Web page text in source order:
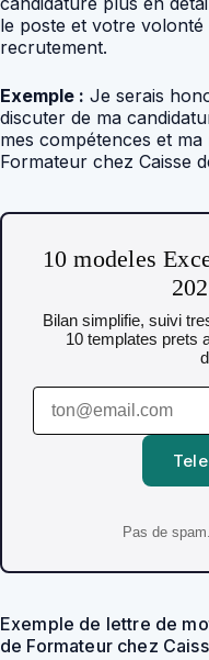
le poste et votre
recrutement.
Exemple : Je serais
discuter de ma
mes compétences et
Formateur chez Caisse
10 modeles
Bilan simplifie, suivi
10 templates prets
Pas de
Exemple de lettre de
de Formateur chez